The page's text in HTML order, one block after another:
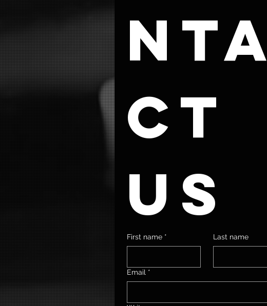
nta
ct
us
First name * Last name
Email *